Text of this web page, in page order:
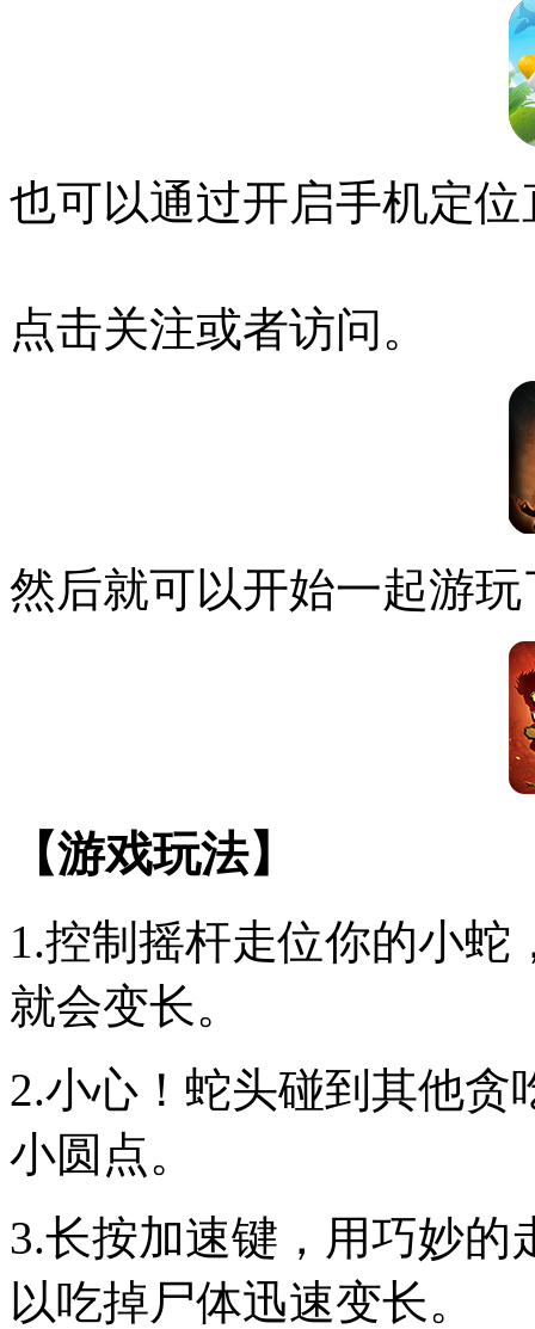
也可以通过开启手机定
点击关注或者访问。
然后就可以开始一起游玩
【游戏玩法】
1.控制摇杆走位你的小
就会变长。
2.小心！蛇头碰到其他
小圆点。
3.长按加速键，用巧妙
以吃掉尸体迅速变长。